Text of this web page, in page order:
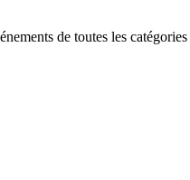
de toutes les catégories